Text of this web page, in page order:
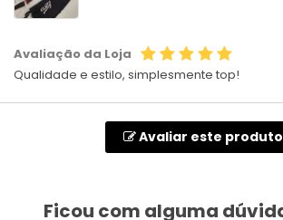
Avaliação da Loja
Qualidade e estilo, simplesmente top!
Avaliar este produto